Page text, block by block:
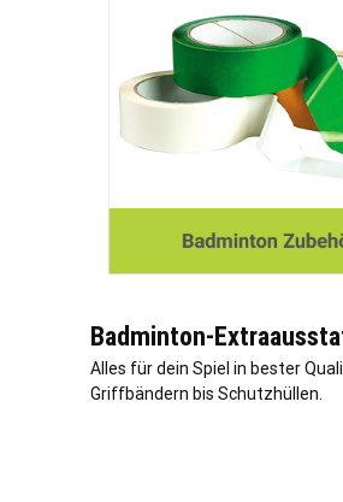
Badminton-
Alles für dein Spiel in bester
Griffbändern bis Schutzhüllen.